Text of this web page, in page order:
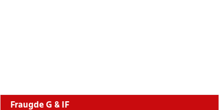
Fraugde G & IF